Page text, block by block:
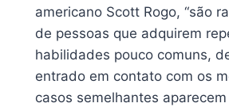
americano Scott Rogo, “são
de pessoas que adquirem
habilidades pouco comuns,
entrado em contato com os
casos semelhantes